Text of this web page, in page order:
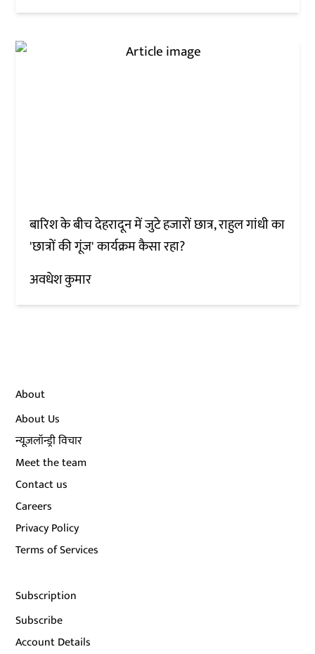
बारिश के बीच देहरादून में जुटे हजारों छात्र, राहुल गांधी का
'छात्रों की गूंज' कार्यक्रम कैसा रहा?
अवधेश कुमार
About
About Us
न्यूज़लॉन्ड्री विचार
Meet the team
Contact us
Careers
Privacy Policy
Terms of Services
Subscription
Subscribe
Account Details